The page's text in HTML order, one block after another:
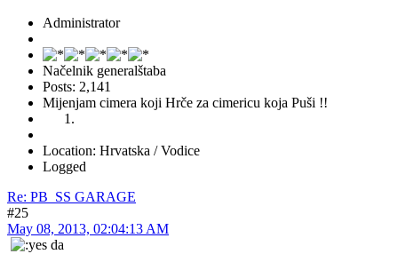
Administrator
Načelnik generalštaba
Posts: 2,141
Mijenjam cimera koji Hrče za cimericu koja Puši !!
Location: Hrvatska / Vodice
Logged
Re: PB_SS GARAGE
#25
May 08, 2013, 02:04:13 AM
da